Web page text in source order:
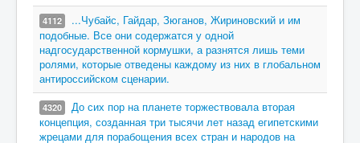
4112
...Чубайс, Гайдар, Зюганов, Жириновский и им
подобные. Все они содержатся у одной
надгосударственной кормушки, а разнятся лишь теми
ролями, которые отведены каждому из них в глобальном
антироссийском сценарии.
4320
До сих пор на планете торжествовала вторая
концепция, созданная три тысячи лет назад египетскими
жрецами для порабощения всех стран и народов на